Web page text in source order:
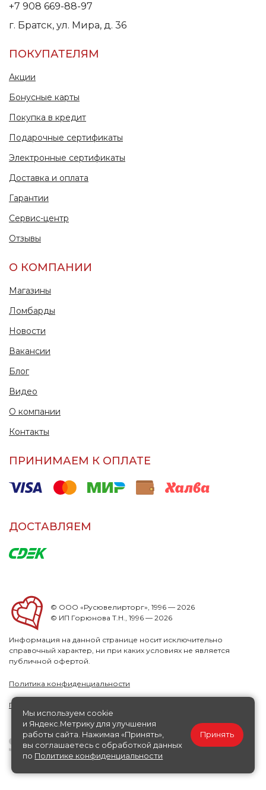
+7 908 669-88-97
г. Братск, ул. Мира, д. 36
ПОКУПАТЕЛЯМ
Акции
Бонусные карты
Покупка в кредит
Подарочные сертификаты
Электронные сертификаты
Доставка и оплата
Гарантии
Сервис-центр
Отзывы
О КОМПАНИИ
Магазины
Ломбарды
Новости
Вакансии
Блог
Видео
О компании
Контакты
ПРИНИМАЕМ К ОПЛАТЕ
ДОСТАВЛЯЕМ
© ООО «Русювелирторг», 1996 — 2026
© ИП Горюнова Т.Н., 1996 — 2026
Информация на данной странице носит исключительно
справочный характер, ни при каких условиях не является
публичной офертой.
Политика конфиденциальности
Публичная офера
Мы используем cookie
и Яндекс.Метрику для улучшения
работы сайта. Нажимая «Принять»,
вы соглашаетесь с обработкой данных
по Политике конфиденциальности
Принять